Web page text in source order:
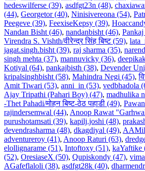
hedeswilferse (39), asdfgt23n (48),
(44), Georgetor (40), Ninisivereona (54),
Peegeve (39), FeexiseKepsy (39),
Nandan Bisht (46), nandanbisht (46),
Virendra S. Vishth/वीरेन्द्र सिंह बिष्ट (59),
jagat.singh.bisht (39), raj sharma (35),
singh mehta (37), mannuvicky (36),
Kotiyal (64), pankajbisth (38), Devender
kripalsinghbisht (58), Mahindra Negi (45),
Amit Tiwari (53), anni_in (53), vedbhadola
Ajay Tripathi (Pahari Boy) (47), madhulika
-Thet Pahadi/मोहन बिष्ट-ठेठ पहाडी (49),
rajindersemwal (44), Anoop Rawat
purushotamsati (39), kapilj.joshi (48),
devendrasharma (48), dkagdiyal (49),
adventureroy (41), Anoop Raturi (63),
elollignarame (51), Intoftoxy (51), kaYaftike
(52), OresiaseX (50), Qupiskondy (47),
AGafeflaloli (38), asdfgt28k (40),